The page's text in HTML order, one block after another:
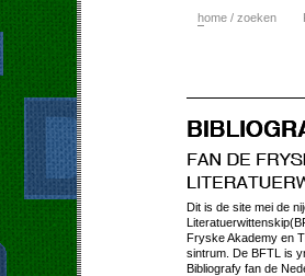
home / zoeken
Dit is de site mei de
Fryske Akademy en
sintrum. De BFTL is
Bibliografy fan de